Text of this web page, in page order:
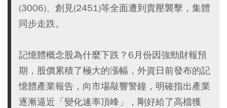
(3006)、創見(2451)等全面遭到賣壓襲擊，集體
同步走跌。
記憶體概念股為什麼下跌？6月份因強勁財報預
期，股價累積了極大的漲幅，外資日前發布的記
憶體產業報告，向市場敲響警鐘，明確指出產業
逐漸逼近「變化速率頂峰」，剛好給了高檔獲